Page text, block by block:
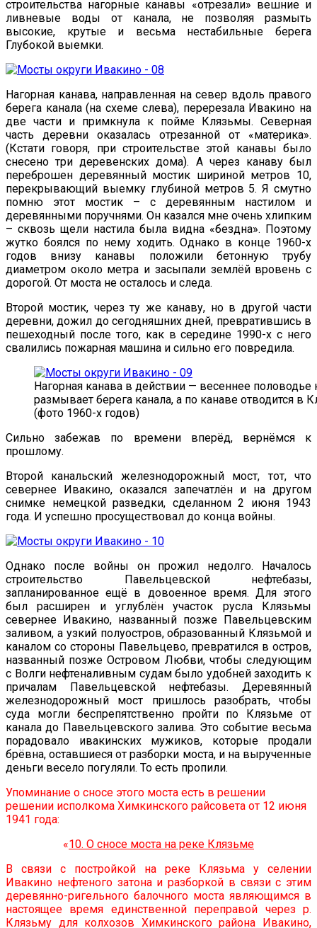
строительства нагорные канавы «отрезали» вешние и
ливневые воды от канала, не позволяя размыть
высокие, крутые и весьма нестабильные берега
Глубокой выемки.
Нагорная канава, направленная на север вдоль правого
берега канала (на схеме слева), перерезала Ивакино на
две части и примкнула к пойме Клязьмы. Северная
часть деревни оказалась отрезанной от «материка».
(Кстати говоря, при строительстве этой канавы было
снесено три деревенских дома). А через канаву был
переброшен деревянный мостик шириной метров 10,
перекрывающий выемку глубиной метров 5. Я смутно
помню этот мостик – с деревянным настилом и
деревянными поручнями. Он казался мне очень хлипким
– сквозь щели настила была видна «бездна». Поэтому
жутко боялся по нему ходить. Однако в конце 1960-х
годов внизу канавы положили бетонную трубу
диаметром около метра и засыпали землёй вровень с
дорогой. От моста не осталось и следа.
Второй мостик, через ту же канаву, но в другой части
деревни, дожил до сегодняшних дней, превратившись в
пешеходный после того, как в середине 1990-х с него
свалились пожарная машина и сильно его повредила.
Нагорная канава в действии — весеннее половодье
размывает берега канала, а по канаве отводится в
(фото 1960-х годов)
Сильно забежав по времени вперёд, вернёмся к
прошлому.
Второй канальский железнодорожный мост, тот, что
севернее Ивакино, оказался запечатлён и на другом
снимке немецкой разведки, сделанном 2 июня 1943
года. И успешно просуществовал до конца войны.
Однако после войны он прожил недолго. Началось
строительство Павельцевской нефтебазы,
запланированное ещё в довоенное время. Для этого
был расширен и углублён участок русла Клязьмы
севернее Ивакино, названный позже Павельцевским
заливом, а узкий полуостров, образованный Клязьмой и
каналом со стороны Павельцево, превратился в остров,
названный позже Островом Любви, чтобы следующим
с Волги нефтеналивным судам было удобней заходить к
причалам Павельцевской нефтебазы. Деревянный
железнодорожный мост пришлось разобрать, чтобы
суда могли беспрепятственно пройти по Клязьме от
канала до Павельцевского залива. Это событие весьма
порадовало ивакинских мужиков, которые продали
брёвна, оставшиеся от разборки моста, и на вырученные
деньги весело погуляли. То есть пропили.
Упоминание о сносе этого моста есть в решении
решении исполкома Химкинского райсовета от 12 июня
1941 года:
«10. О сносе моста на реке Клязьме
В связи с постройкой на реке Клязьма у селении
Ивакино нефтеного затона и разборкой в связи с этим
деревянно-ригельного балочного моста являющимся в
настоящее время единственной переправой через р.
Клязьму для колхозов Химкинского района Ивакино,